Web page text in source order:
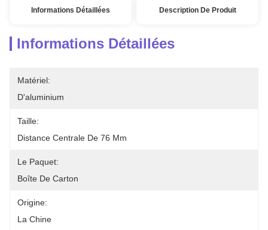
Informations Détaillées Description De Produit
Informations Détaillées
Matériel:
D'aluminium
Taille:
Distance Centrale De 76 Mm
Le Paquet:
Boîte De Carton
Origine:
La Chine